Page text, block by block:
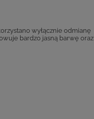
wyłącznie odmianę
bardzo jasną barwę oraz